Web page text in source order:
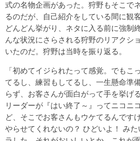
式の名物企画があった。狩野もそこで
るのだが、自己紹介をしている間に観
どんどん挙がり、ネタに入る前に強制
んな状況にさらされる狩野のリアクシ
いたのだ。狩野は当時を振り返る。
「初めてイジられたって感覚。でもこ
てるし、練習もしてるし、一生懸命準
らず、お客さんが面白がって手を挙
リーダーが『はい終了～』ってニコニ
ど、そこでお客さんもウケてるんです
やらせてくれないの？ ひどいよ！ み